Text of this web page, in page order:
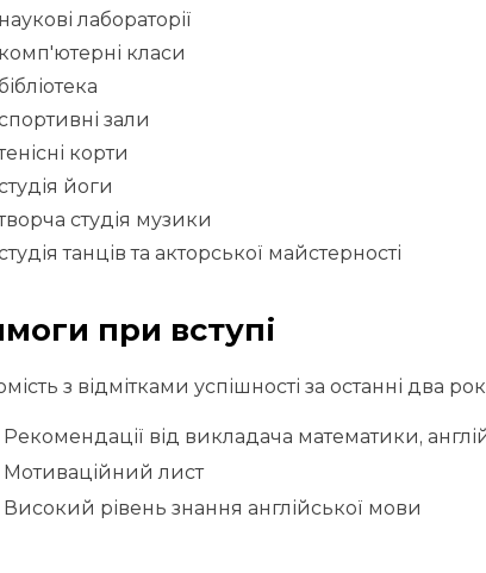
наукові лабораторії
комп'ютерні класи
зали
корти
йоги
студія музики
танців та акторської майстерності
при вступі
з відмітками успішності за останні два
Рекомендації від викладача математики,
Мотиваційний лист
Високий рівень знання англійської мови